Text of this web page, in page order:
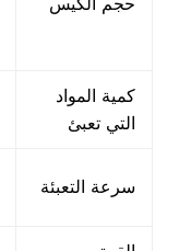
كمية المواد
التي تعبئ
سرعة التعبئة